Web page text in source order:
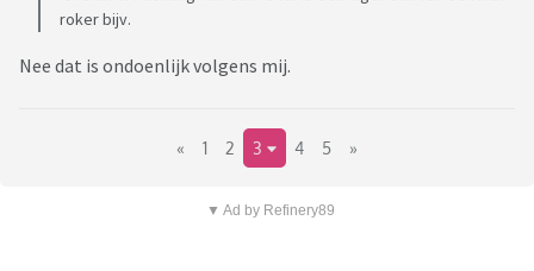
roker bijv.
Nee dat is ondoenlijk volgens mij.
« 1 2 3 4 5 »
▼ Ad by Refinery89